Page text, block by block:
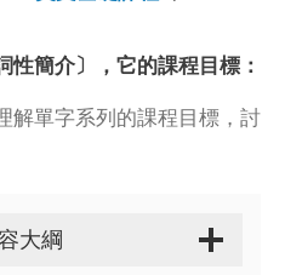
性簡介〕，它的課程目標：
解單字系列的課程目標，討
大綱